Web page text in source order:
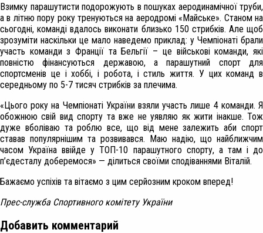
Взимку парашутисти подорожують в пошуках аеродинамічної труби,
а в літню пору року тренуються на аеродромі «Майське». Станом на
сьогодні, команді вдалось виконати близько 150 стрибків. Але щоб
зрозуміти наскільки це мало наведемо приклад: у Чемпіонаті брали
участь команди з Франції та Бельгії – це військові команди, які
повністю фінансуються державою, а парашутний спорт для
спортсменів це і хоббі, і робота, і стиль життя. У цих команд в
середньому по 5-7 тисяч стрибків за плечима.
«Цього року на Чемпіонаті України взяли участь лише 4 команди. Я
обожнюю свій вид спорту та вже не уявляю як жити інакше. Тож
дуже вболіваю та роблю все, що від мене залежить аби спорт
ставав популярнішим та розвивався. Маю надію, що найближчим
часом Україна ввійде у ТОП-10 парашутного спорту, а там і до
п’єдесталу доберемося» — ділиться своїми сподіваннями Віталій.
Бажаємо успіхів та вітаємо з цим серйозним кроком вперед!
Прес-служба Спортивного комітету України
Добавить комментарий